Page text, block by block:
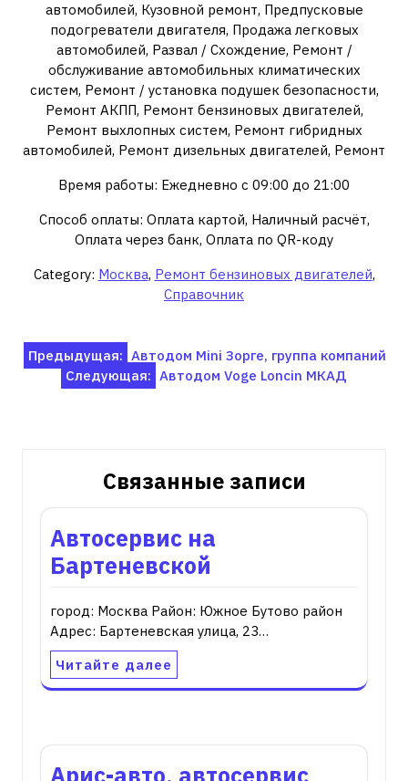
автомобилей, Кузовной ремонт, Предпусковые
подогреватели двигателя, Продажа легковых
автомобилей, Развал / Схождение, Ремонт /
обслуживание автомобильных климатических
систем, Ремонт / установка подушек безопасности,
Ремонт АКПП, Ремонт бензиновых двигателей,
Ремонт выхлопных систем, Ремонт гибридных
автомобилей, Ремонт дизельных двигателей, Ремонт
Время работы: Ежедневно с 09:00 до 21:00
Способ оплаты: Оплата картой, Наличный расчёт,
Оплата через банк, Оплата по QR-коду
Category: Москва, Ремонт бензиновых двигателей,
Справочник
Навигация
Предыдущая: Автодом Mini Зорге, группа компаний
Следующая: Автодом Voge Loncin МКАД
Связанные записи
Автосервис на
Бартеневской
город: Москва Район: Южное Бутово район
Адрес: Бартеневская улица, 23…
Читайте далее